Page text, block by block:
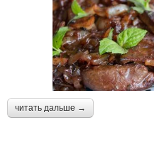
читать дальше →